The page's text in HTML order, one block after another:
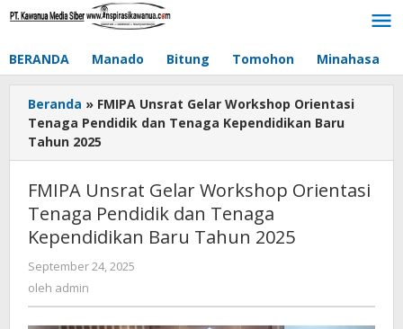
Lewati
BERANDA Manado Bitung Tomohon Minahasa
Beranda » FMIPA Unsrat Gelar Workshop Orientasi
Tenaga Pendidik dan Tenaga Kependidikan Baru
Tahun 2025
FMIPA Unsrat Gelar Workshop Orientasi
Tenaga Pendidik dan Tenaga
Kependidikan Baru Tahun 2025
September 24, 2025
oleh admin